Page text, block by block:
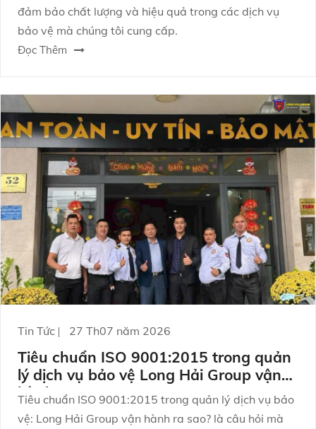
đảm bảo chất lượng và hiệu quả trong các dịch vụ
bảo vệ mà chúng tôi cung cấp.
Đọc Thêm
Tin Tức 27 Th07 năm 2026
Tiêu chuẩn ISO 9001:2015 trong quản
lý dịch vụ bảo vệ Long Hải Group vận
hành ra sao?
Tiêu chuẩn ISO 9001:2015 trong quản lý dịch vụ bảo
vệ: Long Hải Group vận hành ra sao? là câu hỏi mà